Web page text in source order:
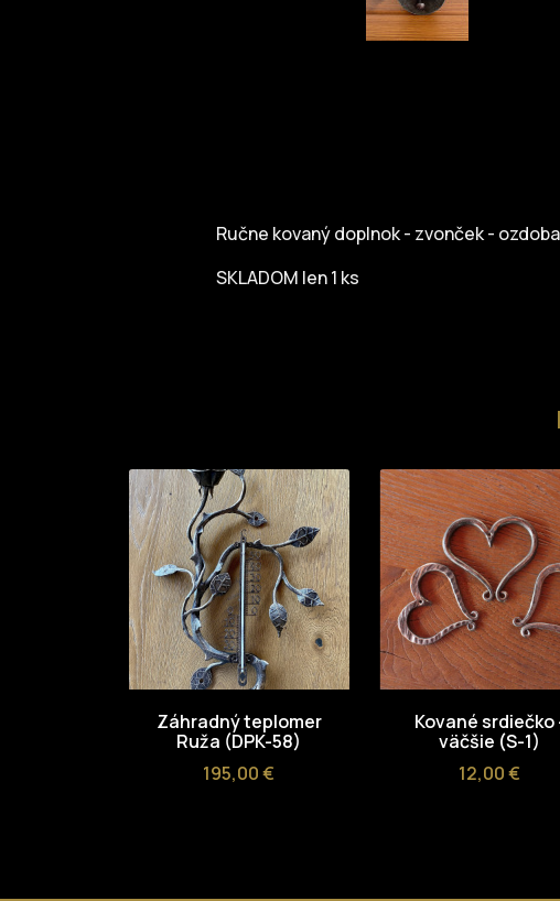
Ručne kovaný doplnok - zvonček -
SKLADOM len 1 ks
Záhradný teplomer
Ruža (DPK-58)
Cena
195,00 €
Kované srdiečko
väčšie (S-1)
Cena
12,00 €